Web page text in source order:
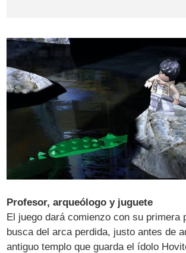
Profesor, arqueólogo y juguete
El juego dará comienzo con su primera
busca del arca perdida, justo antes de
antiguo templo que guarda el ídolo